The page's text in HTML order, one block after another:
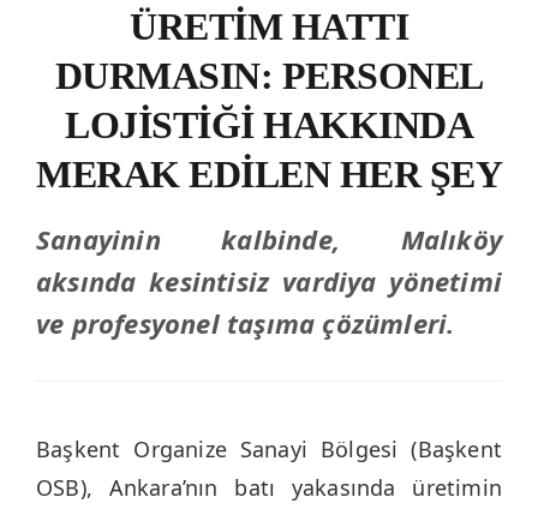
ÜRETIM HATTI
DURMASIN: PERSONEL
LOJISTIĞI HAKKINDA
MERAK EDILEN HER ŞEY
Sanayinin kalbinde, Malıköy
aksında kesintisiz vardiya yönetimi
ve profesyonel taşıma çözümleri.
Başkent Organize Sanayi Bölgesi (Başkent
OSB), Ankara’nın batı yakasında üretimin